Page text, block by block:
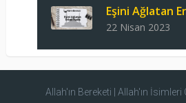
Eşini Ağlatan
22 Nisan 2023
Allah'ın Bereketi | Allah'ın İsimleri